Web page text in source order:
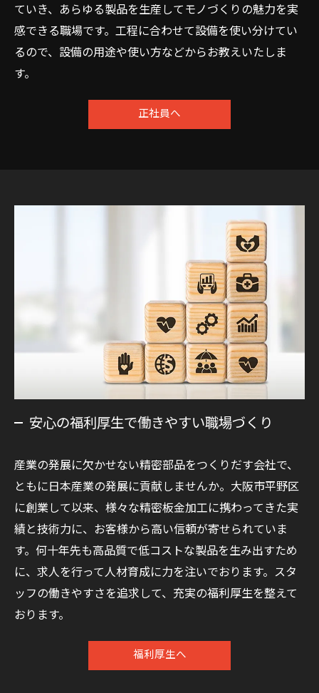
ていき、あらゆる製品を生産してモノづくりの魅力を実
感できる職場です。工程に合わせて設備を使い分けてい
るので、設備の用途や使い方などからお教えいたしま
す。
正社員へ
安心の福利厚生で働きやすい職場づくり
産業の発展に欠かせない精密部品をつくりだす会社で、
ともに日本産業の発展に貢献しませんか。大阪市平野区
に創業して以来、様々な精密板金加工に携わってきた実
績と技術力に、お客様から高い信頼が寄せられていま
す。何十年先も高品質で低コストな製品を生み出すため
に、求人を行って人材育成に力を注いでおります。スタ
ッフの働きやすさを追求して、充実の福利厚生を整えて
おります。
福利厚生へ